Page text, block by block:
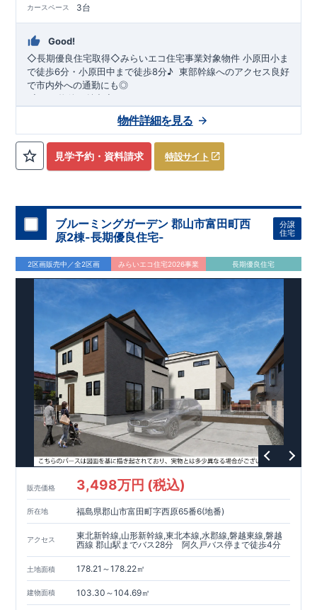
カースペース 3台
Good!
◇長期優良住宅取得◇みらいエコ住宅事業対象物件 ​小原田小ま
で徒歩6分・小原田中まで徒歩8分♪ ​ ​​東部幹線へのアクセス良好
で市内外への通勤にも◎
​◇この物件の魅力◇
オープンサニタリー採用！​●
とした空間を演出
●浴室暖房換気乾燥機、食洗器
キッチン採用！
コンビニ
こだわりの家づくり​ ​
認定制度で、国が定めた7つの基準を満たした住宅が長期優良住
宅として認定されます。 ​・
長期優良住宅の認定を受けること
で、
住宅ローンの金利優遇、税金面の優遇 が得られるなどの、
金銭的なメリットが大きいのも魅力です。
制】​​・誰が、何をしたか。が明確だからこそ、お客様の安心に
繋がります。​・設計、施工、営業が互いに協力しあい、最良の
プランを提供いたします。
・不要な中間マージンを抑えること
で、コストダウンに努めています。
​【​住宅性能評価ダブル取得】​・設計住宅性能評価：建物設計
段階で、国が認めた第三者機関が評価しています。​・建設住宅
性能評価：評価を受けた図面通りに施工されているか、建設ま
でに、計4回のチェックが行われます。 図面や書類上だけでな
く、現場の施工状況を検査した上で、品質を保証しています。
地震に強い家づくり（地盤編）
物編）】 ​【地震に強い家づくり（制震セーフティーダンパ
ー）】​・東栄住宅の建物は、国が定めた耐震等級で最高の3を
取得。建築基準法で定められた、｢数百年に一度発生する地震に
対して、倒壊、崩壊しない。｣という基準から、さらに
1.5倍の
を達成しています。​
ブルーミングガーデンが選ばれる理由
​↓ クリックすると詳
細ページが表示されます
など、暮らしを豊かにするさまざまな空間アイ
デア。作り手である私たち自身が一人の生活者としての視点を
大切に、「こんな家に住みたい」というイメージを次々と具現
化しています。
​外観デザインへのこだわり】
・デザインテイストごとにサブ
ブランドを開設し、
意匠性の高い住宅を、よりわかりやすく、
手の届きやすい形でご提案していきます。​ 【安心・充実のア
フターサポート
・東栄住宅では、お引渡し後最大10回の無料
定期点検と、 最長6 0年間の品質保証 を実施。お引渡しからが本
当のお付き合いだと考え、アフターサービスを外部の業者に委
託せず、東栄住宅グループ「東栄ホームサービス株式会社」に
て責任をもって対応いたします。​
GOOD DESIGN AWARD2024 東栄住宅​は、この度2024年度
グッドデザイン賞 を3プロジェクト同時受賞いたしました。 ​
↓ クリックすると詳細ページが表示されます
木造住宅用制震ダンパー / 東栄セーフティダンパー
地盤改良工法 / R-Evolve パイル​宅地開発手法 / 簡単に地
図から消せる道!!
スマートフォンで見やすい特設サイトはこちら
https://www.e-blooming.com/bukken/51275039/
見学予約・資料請求 特設サイト
物件詳細を見る
ブルーミングガーデン 郡山市富田町西
原2棟-長期優良住宅-
分譲
住宅
2区画販売中／全2区画 みらいエコ住宅2026事業 長期優良住宅
販売価格 3,498万円 (税込)
所在地 福島県郡山市富田町字西原65番6(地番)
アクセス
東北新幹線,山形新幹線,東北本線,水郡線,磐越東線,磐越
西線 郡山駅までバス28分 阿久戸バス停まで徒歩4分
土地面積 178.21～178.22㎡
建物面積 103.30～104.69㎡